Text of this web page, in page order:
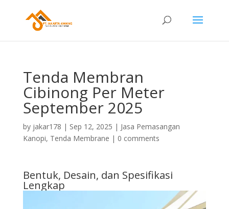
Tenda Membran
Cibinong Per Meter
September 2025
by jakar178 | Sep 12, 2025 | Jasa Pemasangan
Kanopi, Tenda Membrane | 0 comments
Bentuk, Desain, dan Spesifikasi
Lengkap